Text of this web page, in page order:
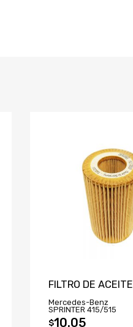
FILTRO DE ACEITE
Mercedes-Benz
SPRINTER 415/515
$10.05